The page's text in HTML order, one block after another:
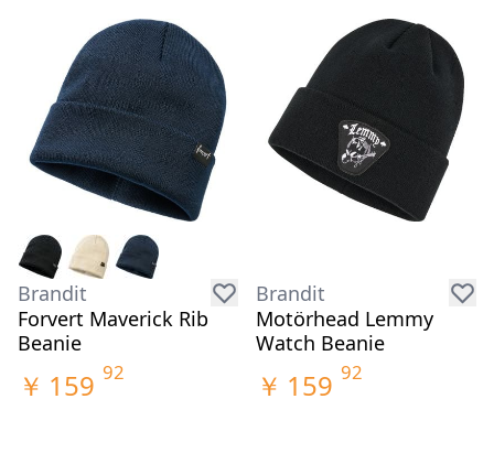
Brandit
Forvert Maverick Rib
Beanie
￥ 159 92
Brandit
Motörhead Lemmy
Watch Beanie
￥ 159 92